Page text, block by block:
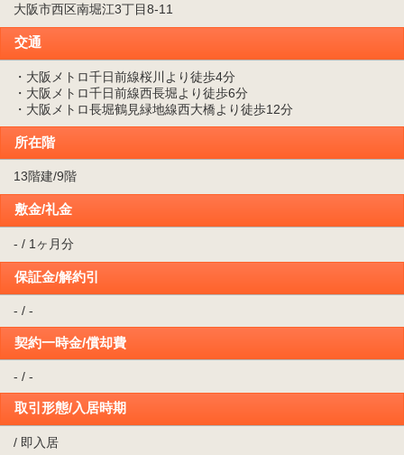
大阪市西区南堀江3丁目8-11
交通
・大阪メトロ千日前線桜川より徒歩4分
・大阪メトロ千日前線西長堀より徒歩6分
・大阪メトロ長堀鶴見緑地線西大橋より徒歩12分
所在階
13階建/9階
敷金/礼金
- / 1ヶ月分
保証金/解約引
- / -
契約一時金/償却費
- / -
取引形態/入居時期
/ 即入居